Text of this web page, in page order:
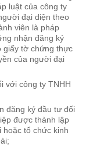
luật của công ty
đại diện theo
viên là pháp
nhận đăng ký
giấy tờ chứng thực
của người đại
với công ty TNHH
đăng ký đầu tư đối
được thành lập
tổ chức kinh